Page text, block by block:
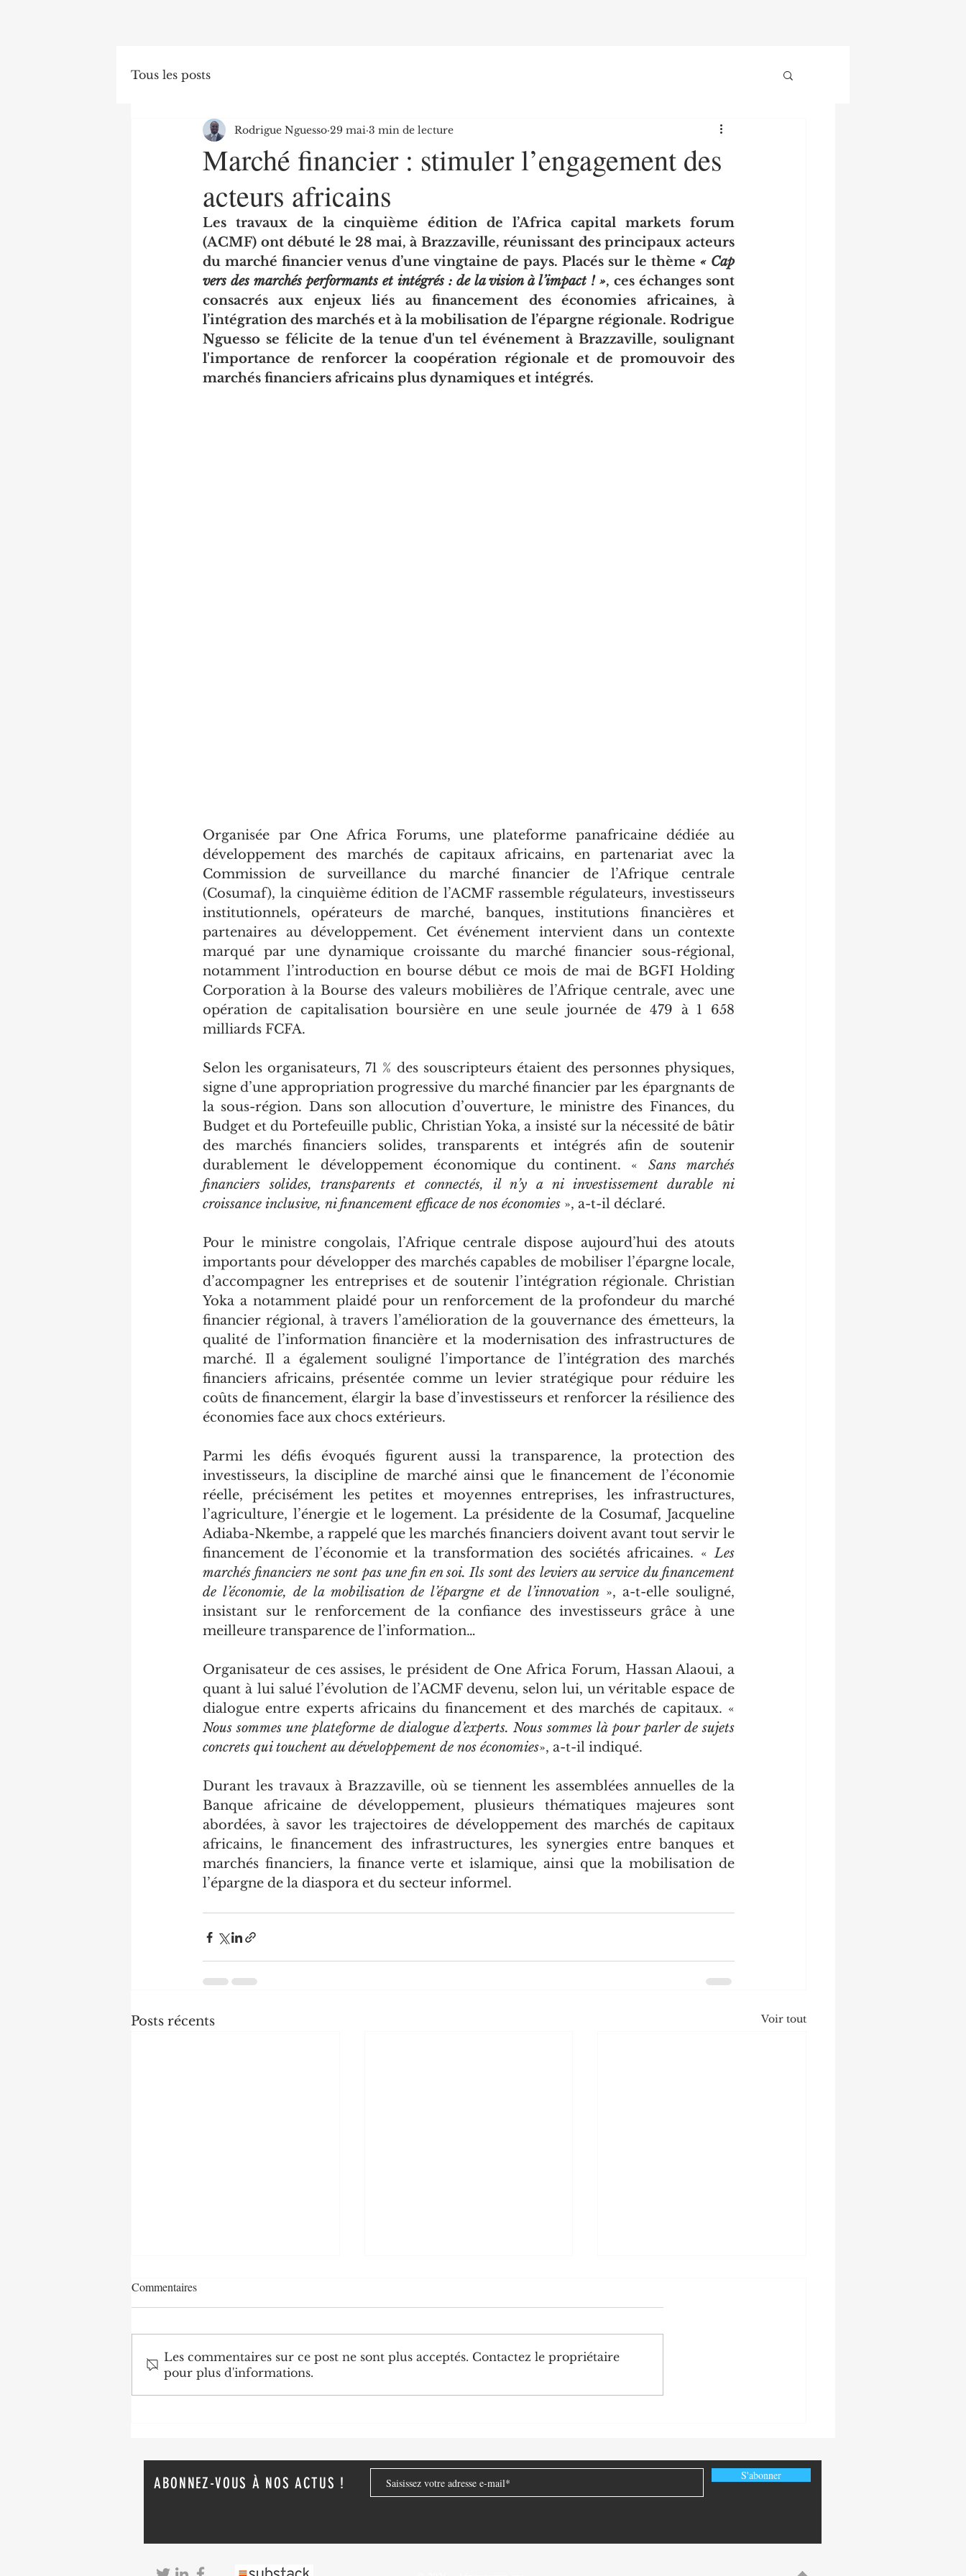
Tous les posts
Marché financier : stimuler l’engagement des
acteurs africains
Rodrigue Nguesso 29 mai 3 min de lecture
Les travaux de la cinquième édition de l’Africa capital markets forum
(ACMF) ont débuté le 28 mai, à Brazzaville, réunissant des principaux acteurs
du marché financier venus d’une vingtaine de pays. Placés sur le thème « Cap
vers des marchés performants et intégrés : de la vision à l’impact ! », ces échanges sont
consacrés aux enjeux liés au financement des économies africaines, à
l’intégration des marchés et à la mobilisation de l’épargne régionale. Rodrigue
Nguesso se félicite de la tenue d'un tel événement à Brazzaville, soulignant
l'importance de renforcer la coopération régionale et de promouvoir des
marchés financiers africains plus dynamiques et intégrés.
Organisée par One Africa Forums, une plateforme panafricaine dédiée au
développement des marchés de capitaux africains, en partenariat avec la
Commission de surveillance du marché financier de l’Afrique centrale
(Cosumaf), la cinquième édition de l’ACMF rassemble régulateurs, investisseurs
institutionnels, opérateurs de marché, banques, institutions financières et
partenaires au développement. Cet événement intervient dans un contexte
marqué par une dynamique croissante du marché financier sous-régional,
notamment l’introduction en bourse début ce mois de mai de BGFI Holding
Corporation à la Bourse des valeurs mobilières de l’Afrique centrale, avec une
opération de capitalisation boursière en une seule journée de 479 à 1 658
milliards FCFA.
Selon les organisateurs, 71 % des souscripteurs étaient des personnes physiques,
signe d’une appropriation progressive du marché financier par les épargnants de
la sous-région. Dans son allocution d’ouverture, le ministre des Finances, du
Budget et du Portefeuille public, Christian Yoka, a insisté sur la nécessité de bâtir
des marchés financiers solides, transparents et intégrés afin de soutenir
durablement le développement économique du continent. « Sans marchés
financiers solides, transparents et connectés, il n’y a ni investissement durable ni
croissance inclusive, ni financement efficace de nos économies », a-t-il déclaré.
Pour le ministre congolais, l’Afrique centrale dispose aujourd’hui des atouts
importants pour développer des marchés capables de mobiliser l’épargne locale,
d’accompagner les entreprises et de soutenir l’intégration régionale. Christian
Yoka a notamment plaidé pour un renforcement de la profondeur du marché
financier régional, à travers l’amélioration de la gouvernance des émetteurs, la
qualité de l’information financière et la modernisation des infrastructures de
marché. Il a également souligné l’importance de l’intégration des marchés
financiers africains, présentée comme un levier stratégique pour réduire les
coûts de financement, élargir la base d’investisseurs et renforcer la résilience des
économies face aux chocs extérieurs.
Parmi les défis évoqués figurent aussi la transparence, la protection des
investisseurs, la discipline de marché ainsi que le financement de l’économie
réelle, précisément les petites et moyennes entreprises, les infrastructures,
l’agriculture, l’énergie et le logement. La présidente de la Cosumaf, Jacqueline
Adiaba-Nkembe, a rappelé que les marchés financiers doivent avant tout servir le
financement de l’économie et la transformation des sociétés africaines. « Les
marchés financiers ne sont pas une fin en soi. Ils sont des leviers au service du financement
de l’économie, de la mobilisation de l’épargne et de l’innovation », a-t-elle souligné,
insistant sur le renforcement de la confiance des investisseurs grâce à une
meilleure transparence de l’information…
Organisateur de ces assises, le président de One Africa Forum, Hassan Alaoui, a
quant à lui salué l’évolution de l’ACMF devenu, selon lui, un véritable espace de
Nous sommes une plateforme de dialogue d’experts. Nous sommes là pour parler de sujets
concrets qui touchent au développement de nos économies», a-t-il indiqué.
Durant les travaux à Brazzaville, où se tiennent les assemblées annuelles de la
Banque africaine de développement, plusieurs thématiques majeures sont
abordées, à savor les trajectoires de développement des marchés de capitaux
africains, le financement des infrastructures, les synergies entre banques et
marchés financiers, la finance verte et islamique, ainsi que la mobilisation de
l’épargne de la diaspora et du secteur informel.
Posts récents Voir tout
Agriculture : Denis Sassou
Diplomatie : trois nouveaux
Chine-Congo: la diplomatie
Commentaires
Les commentaires sur ce post ne sont plus acceptés. Contactez le propriétaire
pour plus d'informations.
ABONNEZ-VOUS À NOS ACTUS ! S'abonner